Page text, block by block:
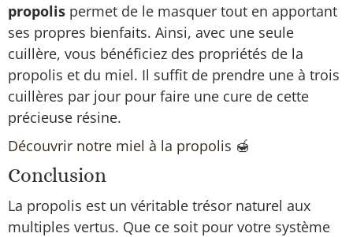
propolis permet de le masquer tout en apportant
ses propres bienfaits. Ainsi, avec une seule
cuillère, vous bénéficiez des propriétés de la
propolis et du miel. Il suffit de prendre une à trois
cuillères par jour pour faire une cure de cette
précieuse résine.
Découvrir notre miel à la propolis 🍯
Conclusion
La propolis est un véritable trésor naturel aux
multiples vertus. Que ce soit pour votre système